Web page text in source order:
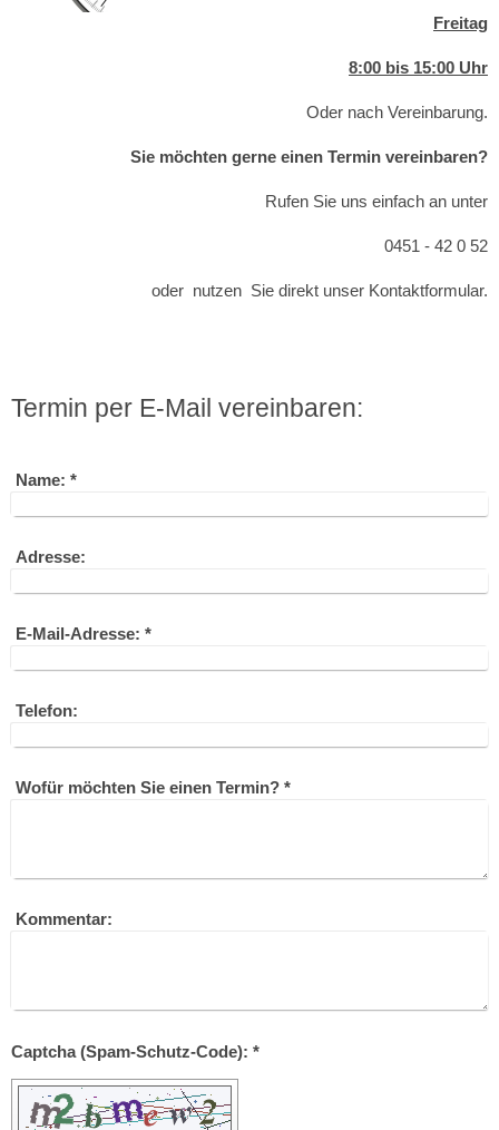
Freitag
8:00 bis 15:00 Uhr
Oder nach Vereinbarung.
Sie möchten gerne einen Termin vereinbaren?
Rufen Sie uns einfach an unter
0451 - 42 0 52
oder nutzen Sie direkt unser Kontaktformular.
Termin per E-Mail vereinbaren:
Name: *
Adresse:
E-Mail-Adresse: *
Telefon:
Wofür möchten Sie einen Termin? *
Kommentar:
Captcha (Spam-Schutz-Code): *